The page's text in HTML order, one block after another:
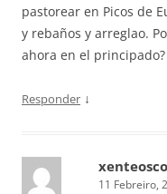
pastorear en Picos de
y rebaños y arreglao.
ahora en el principado?
Responder ↓
11 Febreiro,